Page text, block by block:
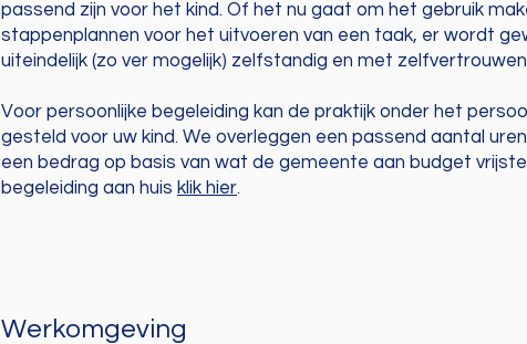
passend zijn voor het kind. Of het nu gaat om het gebruik
stappenplannen voor het uitvoeren van een taak, er wordt
uiteindelijk (zo ver mogelijk) zelfstandig en met
Voor persoonlijke begeleiding kan de praktijk onder het
gesteld voor uw kind. We overleggen een passend aantal
een bedrag op basis van wat de gemeente aan budget
begeleiding aan huis klik hier.
Werkomgeving